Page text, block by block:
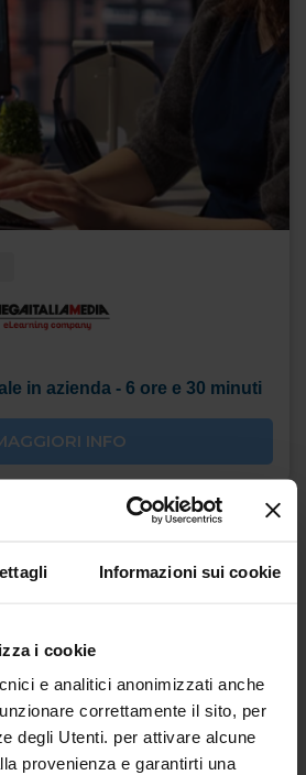
Informazioni sui cookie
i cookie
e analitici anonimizzati anche
correttamente il sito, per
degli Utenti. per attivare alcune
provenienza e garantirti una
in azienda - 6 ore e 30 minuti
INFO